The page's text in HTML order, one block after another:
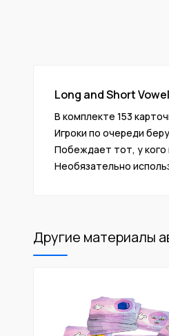
Long and Short
В комплекте 153
Игроки по очереди
Побеждает тот, у кого
Необязательно
Другие материалы